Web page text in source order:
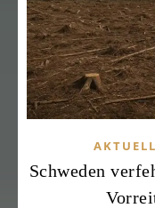
Schweden